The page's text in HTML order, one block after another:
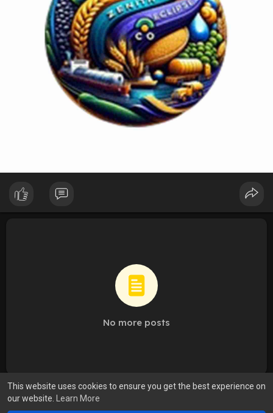
This website uses cookies to ensure you get the best experience on
our website.
Learn More
No more posts